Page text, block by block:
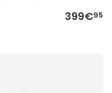
399€95